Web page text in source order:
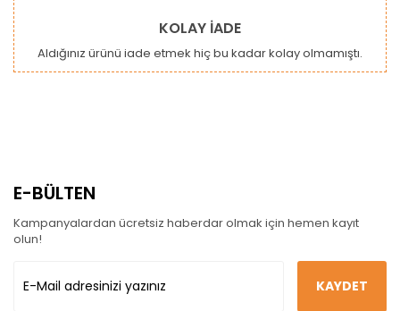
KOLAY İADE
Aldığınız ürünü iade etmek hiç bu kadar kolay olmamıştı.
E-BÜLTEN
Kampanyalardan ücretsiz haberdar olmak için hemen kayıt
olun!
KAYDET